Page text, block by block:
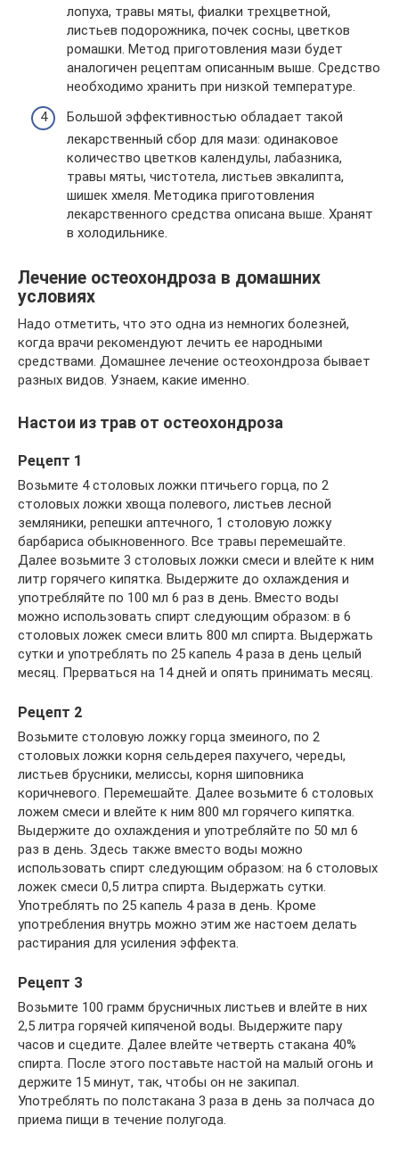
лопуха, травы мяты, фиалки трехцветной,
листьев подорожника, почек сосны, цветков
ромашки. Метод приготовления мази будет
аналогичен рецептам описанным выше. Средство
необходимо хранить при низкой температуре.
Большой эффективностью обладает такой
лекарственный сбор для мази: одинаковое
количество цветков календулы, лабазника,
травы мяты, чистотела, листьев эвкалипта,
шишек хмеля. Методика приготовления
лекарственного средства описана выше. Хранят
в холодильнике.
Лечение остеохондроза в домашних
условиях
Надо отметить, что это одна из немногих болезней,
когда врачи рекомендуют лечить ее народными
средствами. Домашнее лечение остеохондроза бывает
разных видов. Узнаем, какие именно.
Настои из трав от остеохондроза
Рецепт 1
Возьмите 4 столовых ложки птичьего горца, по 2
столовых ложки хвоща полевого, листьев лесной
земляники, репешки аптечного, 1 столовую ложку
барбариса обыкновенного. Все травы перемешайте.
Далее возьмите 3 столовых ложки смеси и влейте к ним
литр горячего кипятка. Выдержите до охлаждения и
употребляйте по 100 мл 6 раз в день. Вместо воды
можно использовать спирт следующим образом: в 6
столовых ложек смеси влить 800 мл спирта. Выдержать
сутки и употреблять по 25 капель 4 раза в день целый
месяц. Прерваться на 14 дней и опять принимать месяц.
Рецепт 2
Возьмите столовую ложку горца змеиного, по 2
столовых ложки корня сельдерея пахучего, череды,
листьев брусники, мелиссы, корня шиповника
коричневого. Перемешайте. Далее возьмите 6 столовых
ложем смеси и влейте к ним 800 мл горячего кипятка.
Выдержите до охлаждения и употребляйте по 50 мл 6
раз в день. Здесь также вместо воды можно
использовать спирт следующим образом: на 6 столовых
ложек смеси 0,5 литра спирта. Выдержать сутки.
Употреблять по 25 капель 4 раза в день. Кроме
употребления внутрь можно этим же настоем делать
растирания для усиления эффекта.
Рецепт 3
Возьмите 100 грамм брусничных листьев и влейте в них
2,5 литра горячей кипяченой воды. Выдержите пару
часов и сцедите. Далее влейте четверть стакана 40%
спирта. После этого поставьте настой на малый огонь и
держите 15 минут, так, чтобы он не закипал.
Употреблять по полстакана 3 раза в день за полчаса до
приема пищи в течение полугода.